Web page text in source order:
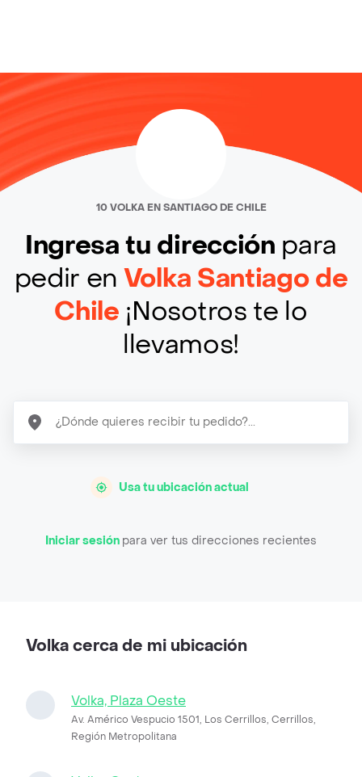
10 VOLKA EN SANTIAGO DE CHILE
Ingresa tu dirección para
pedir en Volka Santiago de
Chile ¡Nosotros te lo
llevamos!
Usa tu ubicación actual
Iniciar sesión para ver tus direcciones recientes
Volka cerca de mi ubicación
Volka, Plaza Oeste
Av. Américo Vespucio 1501, Los Cerrillos, Cerrillos,
Región Metropolitana